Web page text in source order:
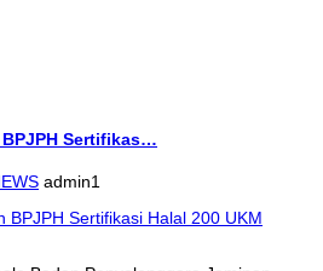
Sertifikas…
admin1